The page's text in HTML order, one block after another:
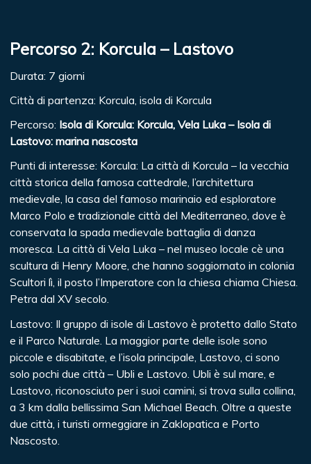
Percorso 2: Korcula – Lastovo
Durata: 7 giorni
Città di partenza: Korcula, isola di Korcula
Percorso: Isola di Korcula: Korcula, Vela Luka – Isola di
Lastovo: marina nascosta
Punti di interesse: Korcula: La città di Korcula – la vecchia
città storica della famosa cattedrale, l’architettura
medievale, la casa del famoso marinaio ed esploratore
Marco Polo e tradizionale città del Mediterraneo, dove è
conservata la spada medievale battaglia di danza
moresca. La città di Vela Luka – nel museo locale cè una
scultura di Henry Moore, che hanno soggiornato in colonia
Scultori lì, il posto l’Imperatore con la chiesa chiama Chiesa.
Petra dal XV secolo.
Lastovo: Il gruppo di isole di Lastovo è protetto dallo Stato
e il Parco Naturale. La maggior parte delle isole sono
piccole e disabitate, e l’isola principale, Lastovo, ci sono
solo pochi due città – Ubli e Lastovo. Ubli è sul mare, e
Lastovo, riconosciuto per i suoi camini, si trova sulla collina,
a 3 km dalla bellissima San Michael Beach. Oltre a queste
due città, i turisti ormeggiare in Zaklopatica e Porto
Nascosto.